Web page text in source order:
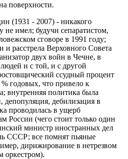
поверхности.
(1931 - 2007) - никакого
не имел; будучи сепаратистом,
сговоре в 1991 году;
и расстрела Верховного Совета
двух войн в Чечне, в
и с той, и с другой
ссудный процент
годовых, что привело к
внутренняя политика была
депопуляция, дебилизация в
проводилась в ущерб
России (чего стоит только один
министр иностранных дел
СССР; все помнят пьяные
дирижирование в нетрезвом
оркестром).